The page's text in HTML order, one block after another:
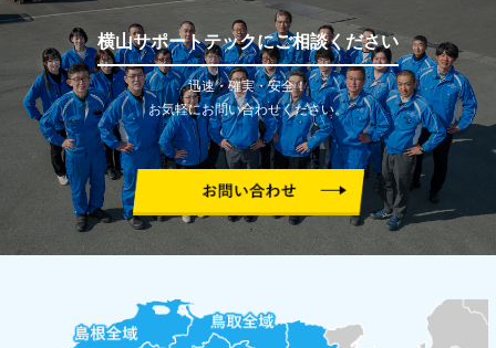
横山サポートテックにご相談ください
迅速・確実・安全！
お気軽にお問い合わせください。